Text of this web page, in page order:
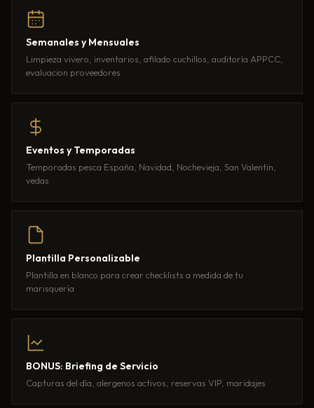
Semanales y Mensuales
Limpieza vivero, inventarios, afilado cuchillos, auditoría APPCC,
evaluacion proveedores
Eventos y Temporadas
Temporadas pesca España, Navidad, Nochevieja, San Valentin,
vedas
Plantilla Personalizable
Plantilla en blanco para crear checklists a medida de tu
marisquería
BONUS: Briefing de Servicio
Capturas del día, alergenos activos, reservas VIP, maridajes